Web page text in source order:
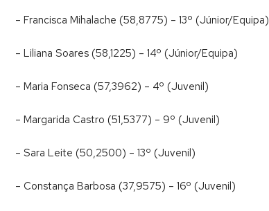
– Francisca Mihalache (58,8775) – 13º (Júnior/Equipa)
– Liliana Soares (58,1225) – 14º (Júnior/Equipa)
– Maria Fonseca (57,3962) – 4º (Juvenil)
– Margarida Castro (51,5377) – 9º (Juvenil)
– Sara Leite (50,2500) – 13º (Juvenil)
– Constança Barbosa (37,9575) – 16º (Juvenil)